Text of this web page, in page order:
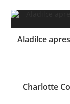
Aladilce
Charlotte